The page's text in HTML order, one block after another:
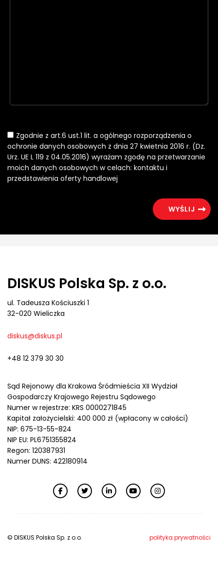
Zgodnie z art.6 ust.1 lit. a ogólnego rozporządzenia o
ochronie danych osobowych z dnia 27 kwietnia 2016 r. (Dz.
Urz. UE L 119 z 04.05.2016) wyrażam zgodę na przetwarzanie
moich danych osobowych w celach: kontaktu i
przedstawienia oferty handlowej
DISKUS Polska Sp. z o.o.
ul. Tadeusza Kościuszki 1
32-020 Wieliczka
diskus@diskus.pl
+48 12 379 30 30
Sąd Rejonowy dla Krakowa Śródmieścia XII Wydział
Gospodarczy Krajowego Rejestru Sądowego
Numer w rejestrze: KRS 0000271845
Kapitał założycielski: 400 000 zł (wpłacony w całości)
NIP: 675-13-55-824
NIP EU: PL6751355824
Regon: 120387931
Numer DUNS: 422180914
© DISKUS Polska Sp. z o.o. polityka prywatności